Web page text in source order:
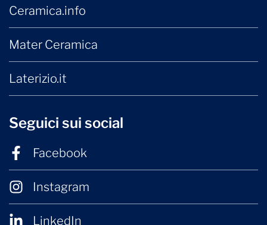
Ceramica.info
Mater Ceramica
Laterizio.it
Seguici sui social
Facebook
Instagram
LinkedIn